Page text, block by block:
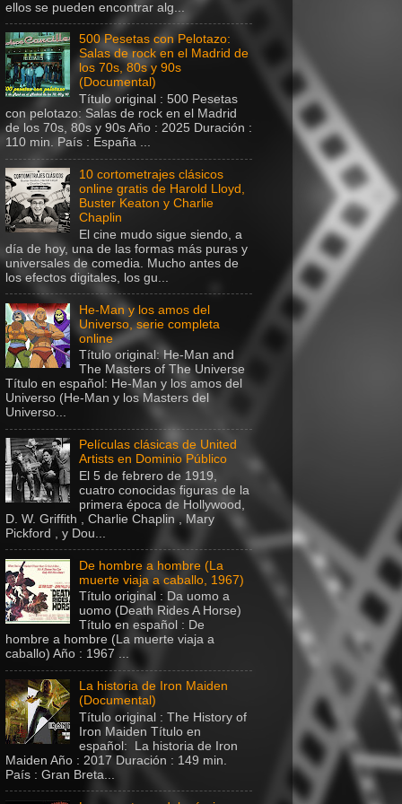
ellos se pueden encontrar alg...
500 Pesetas con Pelotazo:
Salas de rock en el Madrid de
los 70s, 80s y 90s
(Documental)
Título original : 500 Pesetas
con pelotazo: Salas de rock en el Madrid
de los 70s, 80s y 90s Año : 2025 Duración :
110 min. País : España ...
10 cortometrajes clásicos
online gratis de Harold Lloyd,
Buster Keaton y Charlie
Chaplin
El cine mudo sigue siendo, a
día de hoy, una de las formas más puras y
universales de comedia. Mucho antes de
los efectos digitales, los gu...
He-Man y los amos del
Universo, serie completa
online
Título original: He-Man and
The Masters of The Universe
Título en español: He-Man y los amos del
Universo (He-Man y los Masters del
Universo...
Películas clásicas de United
Artists en Dominio Público
El 5 de febrero de 1919,
cuatro conocidas figuras de la
primera época de Hollywood,
D. W. Griffith , Charlie Chaplin , Mary
Pickford , y Dou...
De hombre a hombre (La
muerte viaja a caballo, 1967)
Título original : Da uomo a
uomo (Death Rides A Horse)
Título en español : De
hombre a hombre (La muerte viaja a
caballo) Año : 1967 ...
La historia de Iron Maiden
(Documental)
Título original : The History of
Iron Maiden Título en
español: La historia de Iron
Maiden Año : 2017 Duración : 149 min.
País : Gran Breta...